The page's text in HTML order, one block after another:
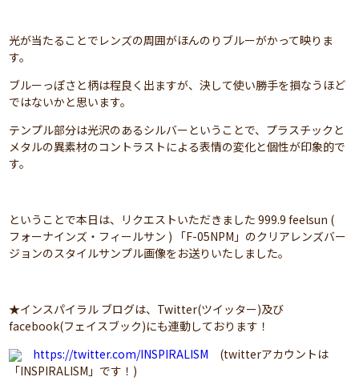
光が当たることでレンズの周囲がほんのりブルーがかって映りま
す。
ブルーっぽさと柄は程良く出ますが、決して使い勝手を損なうほど
ではないかと思います。
テンプル部分は光沢のあるシルバーということで、プラスチックと
メタルの異素材のコントラストによる表情の変化と個性が印象的で
す。
ということで本日は、リクエストいただきました 999.9 feelsun (
フォーナインズ・フィールサン ) 「F-05NPM」のクリアレンズバー
ジョンのスタイルサンプル画像をお送りいたしました。
★インスパイラル ブログは、Twitter(ツイッター)及び
facebook(フェイスブック)にも連動しております！
https://twitter.com/INSPIRALISM (twitterアカウントは
「INSPIRALISM」です！)